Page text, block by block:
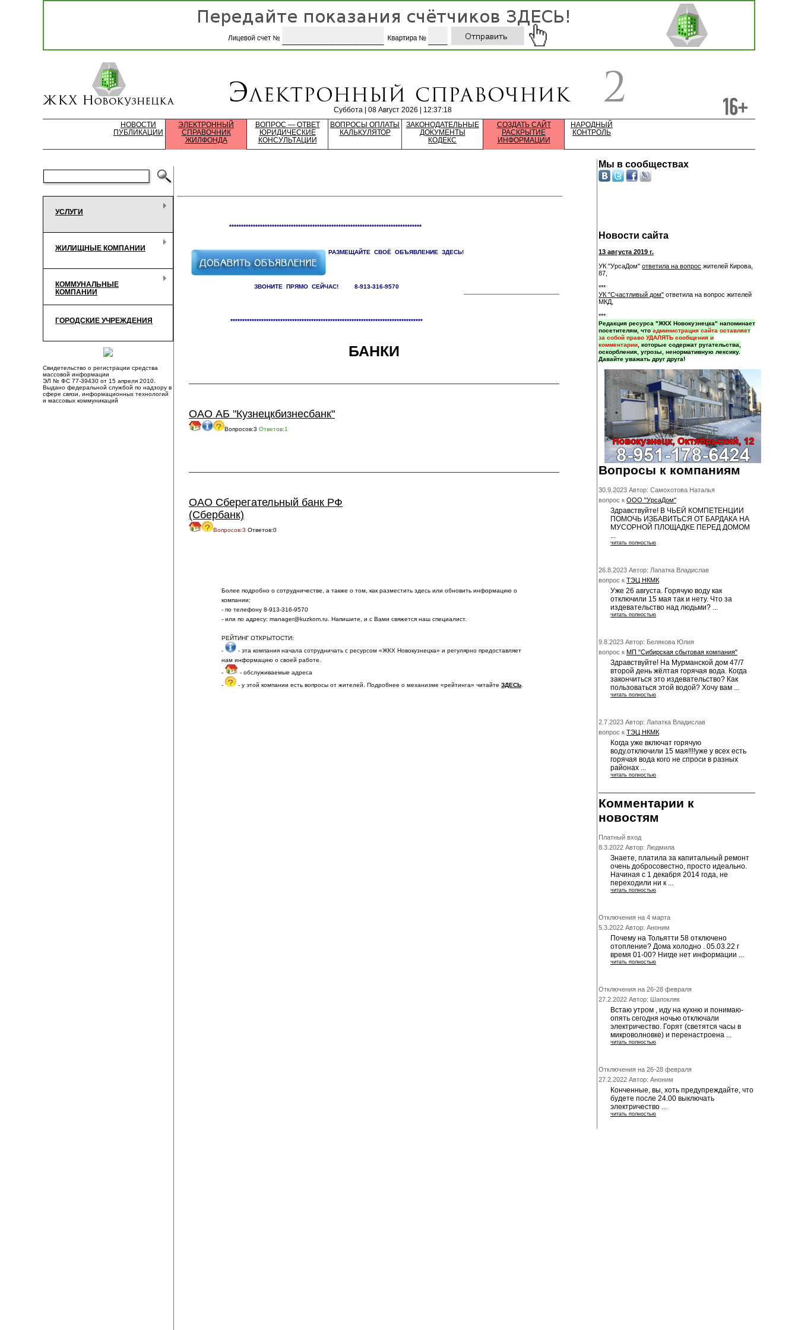
Суббота | 08 Август 2026 | 12:37:18
НОВОСТИ
ПУБЛИКАЦИИ
ЭЛЕКТРОННЫЙ
СПРАВОЧНИК
ЖИЛФОНДА
ВОПРОС — ОТВЕТ
ЮРИДИЧЕСКИЕ
КОНСУЛЬТАЦИИ
ВОПРОСЫ ОПЛАТЫ
КАЛЬКУЛЯТОР
ЗАКОНОДАТЕЛЬНЫЕ
ДОКУМЕНТЫ
КОДЕКС
СОЗДАТЬ САЙТ
РАСКРЫТИЕ
ИНФОРМАЦИИ
НАРОДНЫЙ
КОНТРОЛЬ
УСЛУГИ
ЖИЛИЩНЫЕ КОМПАНИИ
КОММУНАЛЬНЫЕ
КОМПАНИИ
ГОРОДСКИЕ УЧРЕЖДЕНИЯ
Свидетельство о регистрации средства
массовой информации
ЭЛ № ФС 77-39430 от 15 апреля 2010.
Выдано федеральной службой по надзору в
сфере связи, информационных технологий
и массовых коммуникаций
*********************************************************************************
РАЗМЕЩАЙТЕ СВОЁ ОБЪЯВЛЕНИЕ ЗДЕСЬ!
ЗВОНИТЕ ПРЯМО СЕЙЧАС! 8-913-316-9570
*********************************************************************************
БАНКИ
ОАО АБ "Кузнецкбизнесбанк"
Вопросов:3 Ответов:1
ОАО Сберегательный банк РФ
(Сбербанк)
Вопросов:3 Ответов:0
Более подробно о сотрудничестве, а также о том, как разместить здесь или обновить информацию о
компании:
- по телефону 8-913-316-9570
- или по адресу: manager@kuzkom.ru. Напишите, и с Вами свяжется наш специалист.
РЕЙТИНГ ОТКРЫТОСТИ:
-
- эта компания начала сотрудничать с ресурсом «ЖКХ Новокузнецка» и регулярно предоставляет
нам информацию о своей работе.
-
- обслуживаемые адреса
-
- у этой компании есть вопросы от жителей. Подробнее о механизме «рейтинга» читайте ЗДЕСЬ
Мы в сообществах
Новости сайта
13 августа 2019 г.
УК "УрсаДом" ответила на вопрос жителей Кирова,
87,
***
УК "Счастливый дом" ответила на вопрос жителей
МКД,
***
Редакция ресурса "ЖКХ Новокузнецка" напоминает
посетителям, что администрация сайта оставляет
за собой право УДАЛЯТЬ сообщения и
комментарии , которые содержат ругательства,
оскорбления, угрозы, ненормативную лексику.
Давайте уважать друг друга!
Вопросы к компаниям
30.9.2023 Автор: Самохотова Наталья
вопрос к ООО "УрсаДом"
Здравствуйте! В ЧЬЕЙ КОМПЕТЕНЦИИ
ПОМОЧЬ ИЗБАВИТЬСЯ ОТ БАРДАКА НА
МУСОРНОЙ ПЛОЩАДКЕ ПЕРЕД ДОМОМ
...
читать полностью
26.8.2023 Автор: Лапатка Владислав
вопрос к ТЭЦ НКМК
Уже 26 августа. Горячую воду как
отключили 15 мая так и нету. Что за
издевательство над людьми? ...
читать полностью
9.8.2023 Автор: Белякова Юлия
вопрос к МП "Сибирская сбытовая компания"
Здравствуйте! На Мурманской дом 47/7
второй день жёлтая горячая вода. Когда
закончиться это издевательство? Как
пользоваться этой водой? Хочу вам ...
читать полностью
2.7.2023 Автор: Лапатка Владислав
вопрос к ТЭЦ НКМК
Когда уже включат горячую
воду.отключили 15 мая!!!!уже у всех есть
горячая вода кого не спроси в разных
районах ...
читать полностью
Комментарии к
новостям
Платный вход
8.3.2022 Автор: Людмила
Знаете, платила за капитальный ремонт
очень добросовестно, просто идеально.
Начиная с 1 декабря 2014 года, не
переходили ни к ...
читать полностью
Отключения на 4 марта
5.3.2022 Автор: Аноним
Почему на Тольятти 58 отключено
отопление? Дома холодно . 05.03.22 г
время 01-00? Нигде нет информации ...
читать полностью
Отключения на 26-28 февраля
27.2.2022 Автор: Шапокляк
Встаю утром , иду на кухню и понимаю-
опять сегодня ночью отключали
электричество. Горят (светятся часы в
микроволновке) и перенастроена ...
читать полностью
Отключения на 26-28 февраля
27.2.2022 Автор: Аноним
Конченные, вы, хоть предупреждайте, что
будете после 24.00 выключать
электричество ...
читать полностью